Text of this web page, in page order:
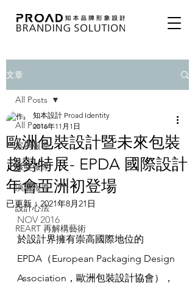
文章
All Posts
案例報導
獲獎報導
演講報導
設計心法
REART 再解構藝術
All Posts
歐洲包裝設計暨未來包裝
趨勢特展- EPDA 國際設計
年會亞洲初登場
知本設計 Proad Identity
2016年11月1日
已更新： 2021年8月21日
NOV 2016
於設計界擁有崇高國際地位的
EPDA（European Packaging Design
Association，歐洲包裝設計協會），